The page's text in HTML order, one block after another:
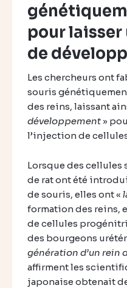
pour laisser
de
Les chercheurs ont
souris
des reins, laissant
développement »
l’injection de
Lorsque des cellules
de rat ont été
de souris, elles ont «
formation des reins,
de cellules
des bourgeons
génération d’un rein
affirment les
japonaise obtenait